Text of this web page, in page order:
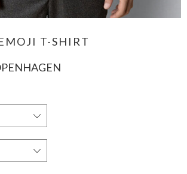
T-SHIRT